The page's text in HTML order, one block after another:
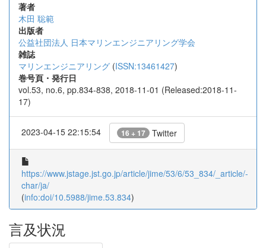
著者
木田 聡範
出版者
公益社団法人 日本マリンエンジニアリング学会
雑誌
マリンエンジニアリング (ISSN:13461427)
巻号頁・発行日
vol.53, no.6, pp.834-838, 2018-11-01 (Released:2018-11-
17)
2023-04-15 22:15:54 16 + 17 Twitter
https://www.jstage.jst.go.jp/article/jime/53/6/53_834/_article/-
char/ja/
(info:doi/10.5988/jime.53.834)
言及状況